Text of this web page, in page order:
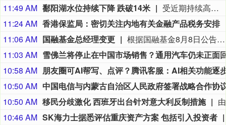
11:49 AM 鄱阳湖水位持续下降 跌破14米
受近期持续高温天气影响，我国最大淡水湖鄱阳湖水位快速下降。截至8月8日8时，鄱阳湖标志性水文站星子站水位下降至13.97米，较昨日下降0.13米，鄱阳湖湖口站水位下降至13.84米，湖区两岸退水痕迹明显。（央视新闻）
11:24 AM 香港保监局：密切关注内地有关金融产品税务安排
11:06 AM 国融基金总经理变更
根据国融基金8月8日公告，总经理毛灵俊因个人原因离任，总经理职位暂由张圆辉代任。根据国融基金安排，该公司董事会选举韩光华拟任公司总经理，待韩光华完成相关程序后履职。
11:03 AM
10:58 AM
10:50 AM
10:50 AM 移民分歧激化 西班牙出台针对意大利反制措施
10:46 AM SK海力士据悉评估重庆资产方案 包括引入投资者